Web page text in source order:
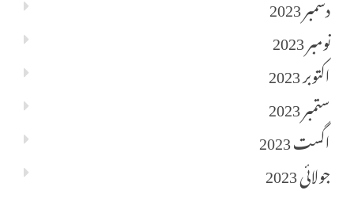
نومبر 2023
اکتوبر 2023
ستمبر 2023
اگست 2023
جولائی 2023